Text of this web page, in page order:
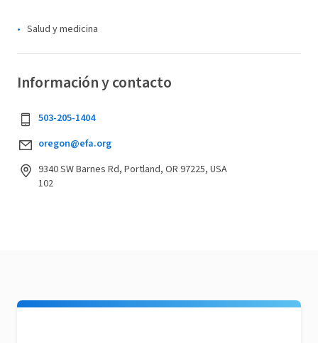
Salud y medicina
Información y contacto
503-205-1404
oregon@efa.org
9340 SW Barnes Rd, Portland, OR 97225, USA
102